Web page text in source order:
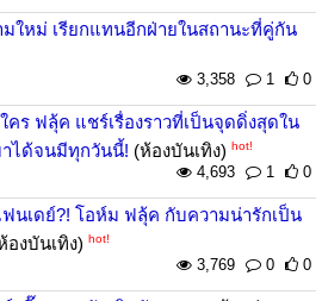
ใหม่ เรียกแทนอีกฝ่ายในสถานะที่คู่กัน
3,358 1 0
ร ฟลุ้ค แชร์เรื่องราวที่เป็นจุดดิ่งสุดใน
าได้จนมีทุกวันนี้! (ห้องบันเทิง) hot!
4,693 1 0
นเดย์?! โอห์ม ฟลุ้ค กับความน่ารักเป็น
องบันเทิง) hot!
3,769 0 0